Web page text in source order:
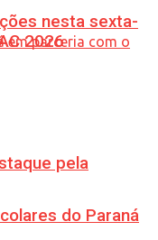
pela
do Paraná
nesta sexta-
2026